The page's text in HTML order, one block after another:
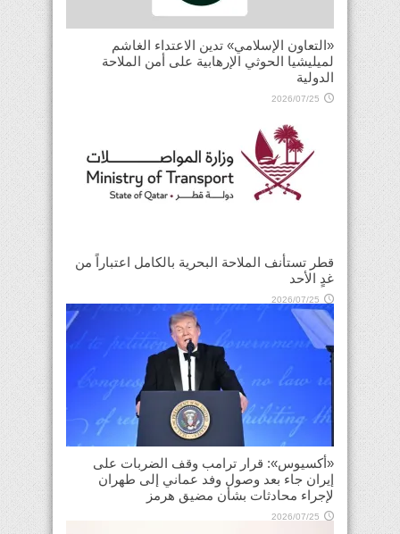
«التعاون الإسلامي» تدين الاعتداء الغاشم
لميليشيا الحوثي الإرهابية على أمن الملاحة
الدولية
2026/07/25
قطر تستأنف الملاحة البحرية بالكامل اعتباراً من
غدٍ الأحد
2026/07/25
«أكسيوس»: قرار ترامب وقف الضربات على
إيران جاء بعد وصول وفد عماني إلى طهران
لإجراء محادثات بشأن مضيق هرمز
2026/07/25